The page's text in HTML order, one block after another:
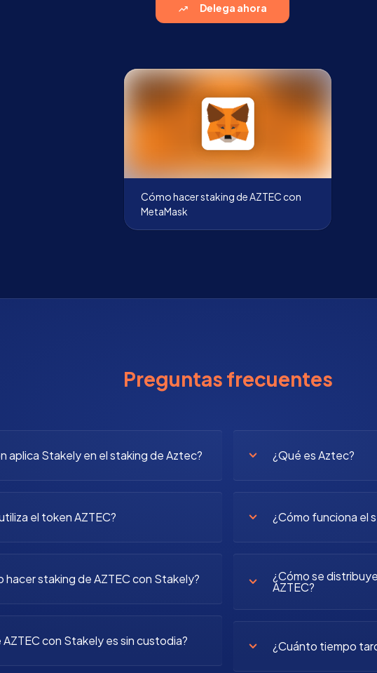
Delega ahora
Cómo hacer staking de AZTEC con
MetaMask
Preguntas frecuentes
aplica Stakely en el staking de Aztec?
el token AZTEC?
hacer staking de AZTEC con Stakely?
AZTEC con Stakely es sin custodia?
¿Qué es Aztec?
¿Cómo funciona el
¿Cómo se
AZTEC?
¿Cuánto tiempo